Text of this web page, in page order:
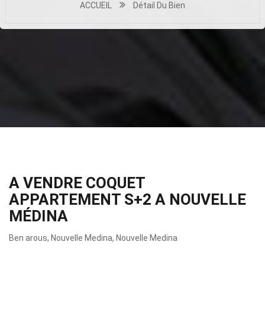
ACCUEIL Détail Du Bien
A VENDRE COQUET
APPARTEMENT S+2 A NOUVELLE
MÉDINA
Ben arous, Nouvelle Medina, Nouvelle Medina